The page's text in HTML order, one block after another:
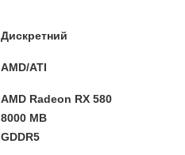
Дискретний
AMD/ATI
AMD Radeon RX 580
8000 MB
GDDR5